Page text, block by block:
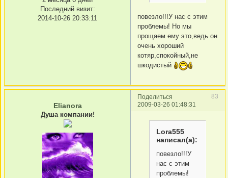
Последний визит:
2014-10-26 20:33:11
повезло!!!У нас с этим
проблемы! Но мы
прощаем ему это,ведь он
очень хороший
котяр,спокойный,не
шкодистый
Поделиться
83
2009-03-26 01:48:31
Elianora
Душа компании!
Lora555
написал(а):
повезло!!!У
нас с этим
проблемы!